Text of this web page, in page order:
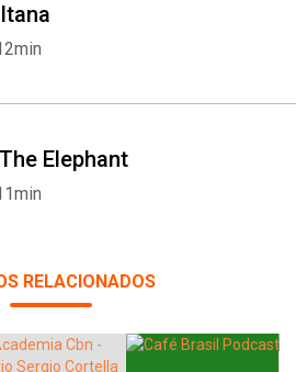
Elephant
RELACIONADOS